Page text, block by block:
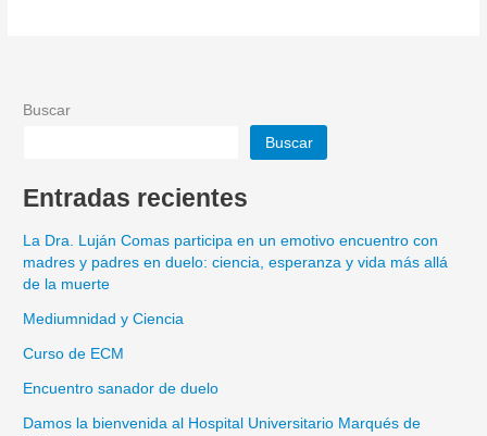
Buscar
Buscar
Entradas recientes
La Dra. Luján Comas participa en un emotivo encuentro con
madres y padres en duelo: ciencia, esperanza y vida más allá
de la muerte
Mediumnidad y Ciencia
Curso de ECM
Encuentro sanador de duelo
Damos la bienvenida al Hospital Universitario Marqués de